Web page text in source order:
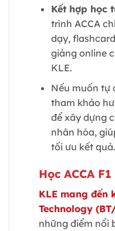
Kết hợp học
trình ACCA
dạy,
giảng online
KLE.
Nếu muốn tự
tham khảo
để xây dựng
nhân hóa,
tối ưu kết quả.
Học ACCA
KLE mang đến
Technology
những điểm nổi